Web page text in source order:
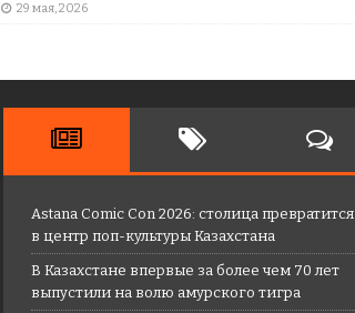
29 мая, 2026
Astana Comic Con 2026: столица превратится
в центр поп-культуры Казахстана
В Казахстане впервые за более чем 70 лет
выпустили на волю амурского тигра